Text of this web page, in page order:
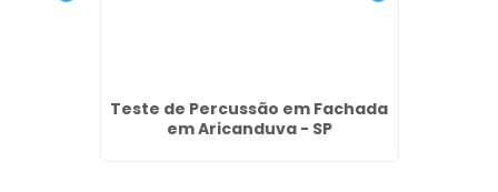
Teste de Percussão em Fachada
em Aricanduva - SP